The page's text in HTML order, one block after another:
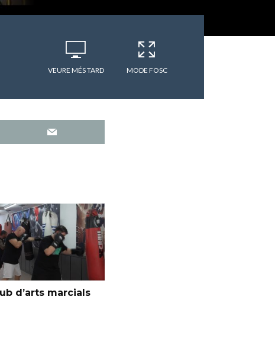
VEURE MÉS TARD MODE FOSC
d’arts marcials